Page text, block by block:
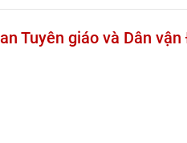
Tuyên giáo và Dân